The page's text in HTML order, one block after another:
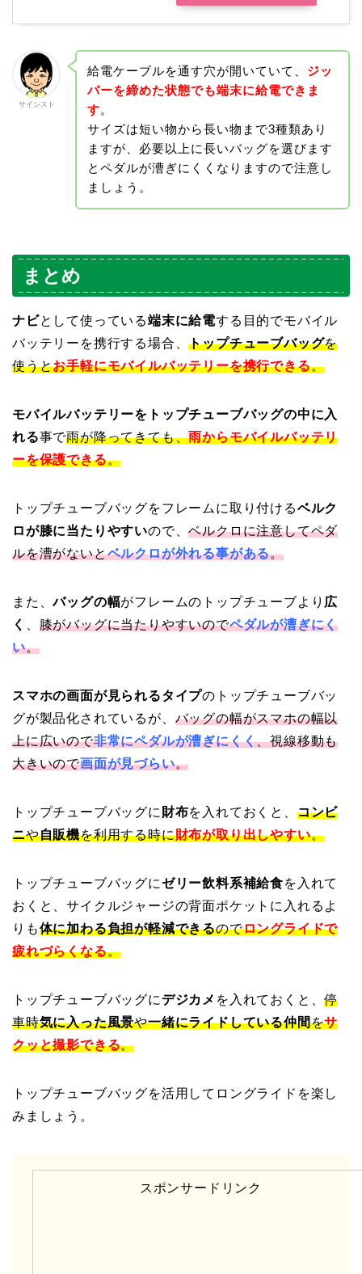
サイシスト
給電ケーブルを通す穴が開いていて、 ジッ
パーを締めた状態でも端末に給電できま
す。
サイズは短い物から長い物まで3種類あり
ますが、必要以上に長いバッグを選びます
とペダルが漕ぎにくくなりますので注意し
ましょう。
まとめ
ナビとして使っている端末に給電する目的でモバイル
バッテリーを携行する場合、トップチューブバッグを
使うとお手軽にモバイルバッテリーを携行できる。
モバイルバッテリーをトップチューブバッグの中に入
れる事で雨が降ってきても、雨からモバイルバッテリ
ーを保護できる。
トップチューブバッグをフレームに取り付けるベルク
ロが膝に当たりやすいので、ベルクロに注意してペダ
ルを漕がないとベルクロが外れる事がある。
また、バッグの幅がフレームのトップチューブより 広
く
膝がバッグに当たりやすいのでペダルが漕ぎにく
い。
スマホの画面が見られるタイプのトップチューブバッ
グが製品化されているが、 バッグの幅がスマホの幅以
上に広いので非常にペダルが漕ぎにくく、視線移動も
大きいので画面が見づらい。
トップチューブバッグに 財布を入れておくと、 コンビ
ニや自販機を利用する時に財布が取り出しやすい。
トップチューブバッグにゼリー飲料系補給食を入れて
おくと、サイクルジャージの背面ポケットに入れるよ
りも体に加わる負担が軽減できるのでロングライドで
疲れづらくなる。
トップチューブバッグにデジカメ を入れておくと、停
車時気に入った風景や一緒にライドしている仲間をサ
クッと撮影できる。
トップチューブバッグを活用してロングライドを楽し
みましょう。
スポンサードリンク